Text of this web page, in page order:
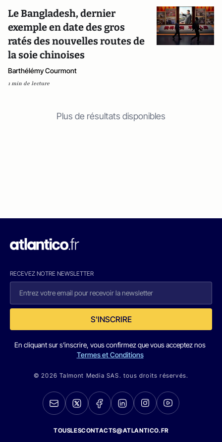
Le Bangladesh, dernier
exemple en date des gros
ratés des nouvelles routes de
la soie chinoises
Barthélémy Courmont
1 min de lecture
Plus de résultats disponibles
RECEVEZ NOTRE NEWSLETTER
S'INSCRIRE
En cliquant sur s'inscrire, vous confirmez que vous acceptez nos
Termes et Conditions
© 2026 Talmont Media SAS. tous droits réservés.
TOUSLESCONTACTS@ATLANTICO.FR